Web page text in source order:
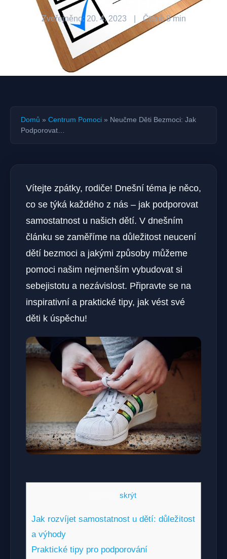
Zveřejněno: 20. 4. 2023 Čtení: 8 min
Domů » Centrum Pomoci » Neučme Děti Bezmoci: Jak
Podporovat…
Vítejte zpátky, rodiče! Dnešní téma je něco,
co se týká každého z nás – jak podporovat
samostatnost u našich dětí. V dnešním
článku se zaměříme na důležitost neucení
dětí bezmoci a jakými způsoby můžeme
pomoci našim nejmenším vybudovat si
sebejistotu a nezávislost. Připravte se na
inspirativní a praktické tipy, jak vést své
děti k úspěchu!
skrýt]
Jak rozvíjet samostatnost u dětí: důležitost
a výhody
Praktické tipy pro podporování